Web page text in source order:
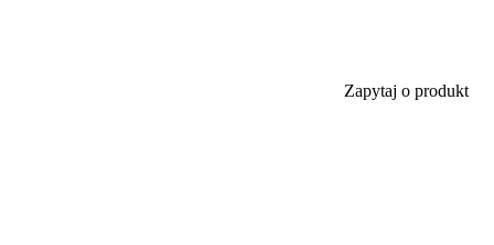
Zapytaj o produkt